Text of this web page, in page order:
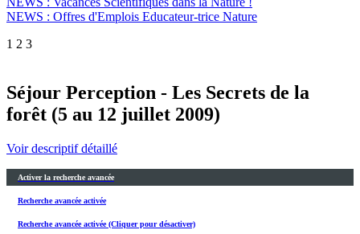
NEWS : Offres d'Emplois Educateur-trice Nature
1 2 3
Séjour Perception - Les Secrets de la
forêt (5 au 12 juillet 2009)
Voir descriptif détaillé
Activer la recherche avancée
Recherche avancée activée
Recherche avancée activée (Cliquer pour désactiver)